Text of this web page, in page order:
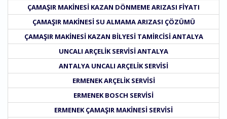
ÇAMAŞIR MAKINESI KAZAN DÖNMEME ARIZASI FIYATI
ÇAMAŞIR MAKINESI SU ALMAMA ARIZASI ÇÖZÜMÜ
ÇAMAŞIR MAKINESI KAZAN BILYESI TAMIRCISI ANTALYA
UNCALI ARÇELIK SERVISI ANTALYA
ANTALYA UNCALI ARÇELIK SERVISI
ERMENEK ARÇELIK SERVISI
ERMENEK BOSCH SERVISI
ERMENEK ÇAMAŞIR MAKINESI SERVISI